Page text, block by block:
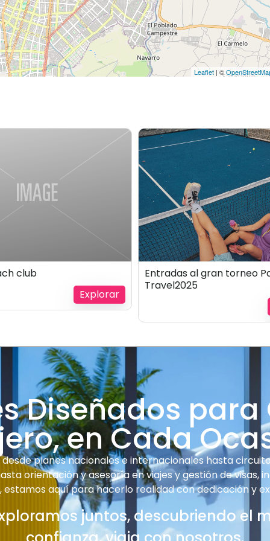
Leaflet | ©
club
Explorar
$
Venció !
Entradas al gran torneo
Travel2025
Diseñados
en Cada
planes nacionales e internacionales hasta
orientación y asesoría en viajes y gestión de visas,
estamos aquí para hacerlo realidad con dedicación y
juntos, descubriendo el